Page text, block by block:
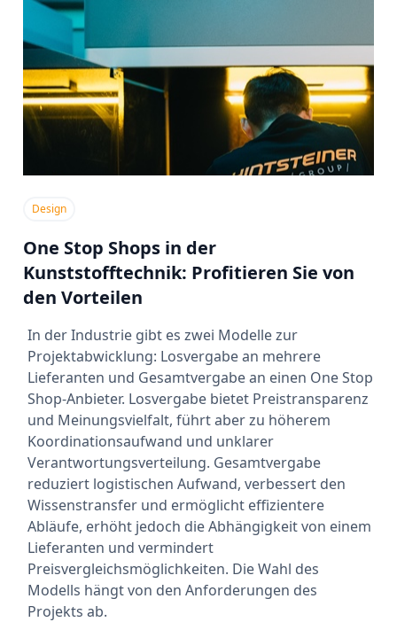
Design
One Stop Shops in der
Kunststofftechnik: Profitieren Sie von
den Vorteilen
In der Industrie gibt es zwei Modelle zur
Projektabwicklung: Losvergabe an mehrere
Lieferanten und Gesamtvergabe an einen One Stop
Shop-Anbieter. Losvergabe bietet Preistransparenz
und Meinungsvielfalt, führt aber zu höherem
Koordinationsaufwand und unklarer
Verantwortungsverteilung. Gesamtvergabe
reduziert logistischen Aufwand, verbessert den
Wissenstransfer und ermöglicht effizientere
Abläufe, erhöht jedoch die Abhängigkeit von einem
Lieferanten und vermindert
Preisvergleichsmöglichkeiten. Die Wahl des
Modells hängt von den Anforderungen des
Projekts ab.